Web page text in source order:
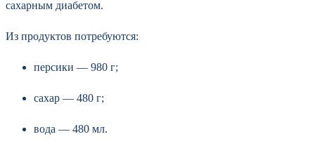
сахарным диабетом.
Из продуктов потребуются:
персики — 980 г;
сахар — 480 г;
вода — 480 мл.